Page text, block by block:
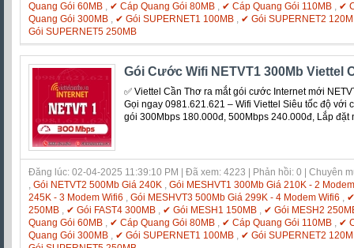
Quang Gói 60MB , ✔ Cáp Quang Gói 80MB , ✔ Cáp Quang Gói 110MB , ✔
Quang Gói 300MB , ✔ Gói SUPERNET1 100MB , ✔ Gói SUPERNET2
Gói SUPERNET5 250MB
Gói Cước Wifi NETVT1 300Mb Viettel
✅ ‎Viettel Cần Thơ ra mắt gói cước Internet mới
Gọi ngay 0981.621.621 – Wifi Viettel Siêu tốc độ với
gói 300Mbps 180.000đ, 500Mbps 240.000đ, Lắp đặt
Đăng lúc: 02-04-2025 11:39:10 PM | Đã xem: 4223 | Phản hồi: 0 | Chuyên
, Gói NETVT2 500Mb Giá 240K , Gói MESHVT1 300Mb Giá 210K - 2
245K - 3 Modem Wifi6 , Gói MESHVT3 500Mb Giá 299K - 4 Modem Wifi6 ,
250MB , ✔ Gói FAST4 300MB , ✔ Gói MESH1 150MB , ✔ Gói MESH2
Quang Gói 60MB , ✔ Cáp Quang Gói 80MB , ✔ Cáp Quang Gói 110MB , ✔
Quang Gói 300MB , ✔ Gói SUPERNET1 100MB , ✔ Gói SUPERNET2